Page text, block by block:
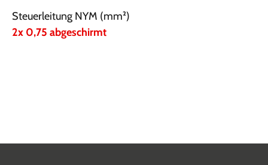
Steuerleitung NYM (mm²)
2x 0,75 abgeschirmt